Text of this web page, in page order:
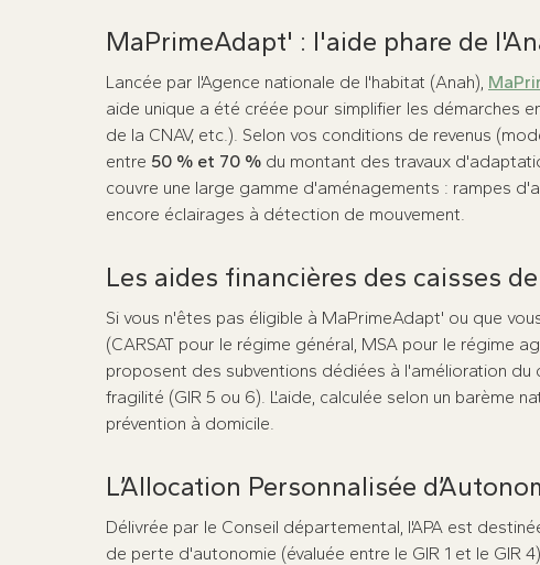
MaPrimeAdapt' : l'aide phare de
Lancée par l'Agence nationale de l'habitat (Anah),
aide unique a été créée pour simplifier les démarches
de la CNAV, etc.). Selon vos conditions de revenus
entre 50 % et 70 % du montant des travaux
couvre une large gamme d'aménagements : rampes
encore éclairages à détection de mouvement.
Les aides financières des caisses
Si vous n'êtes pas éligible à MaPrimeAdapt' ou que
(CARSAT pour le régime général, MSA pour le régime
proposent des subventions dédiées à l'amélioration
fragilité (GIR 5 ou 6). L'aide, calculée selon un barème
prévention à domicile.
L’Allocation Personnalisée
Délivrée par le Conseil départemental, l'APA est
de perte d'autonomie (évaluée entre le GIR 1 et le GIR